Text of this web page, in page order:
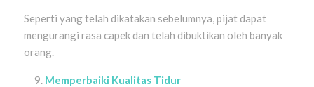
Seperti yang telah dikatakan sebelumnya, pijat dapat
mengurangi rasa capek dan telah dibuktikan oleh banyak
orang.
Memperbaiki Kualitas Tidur